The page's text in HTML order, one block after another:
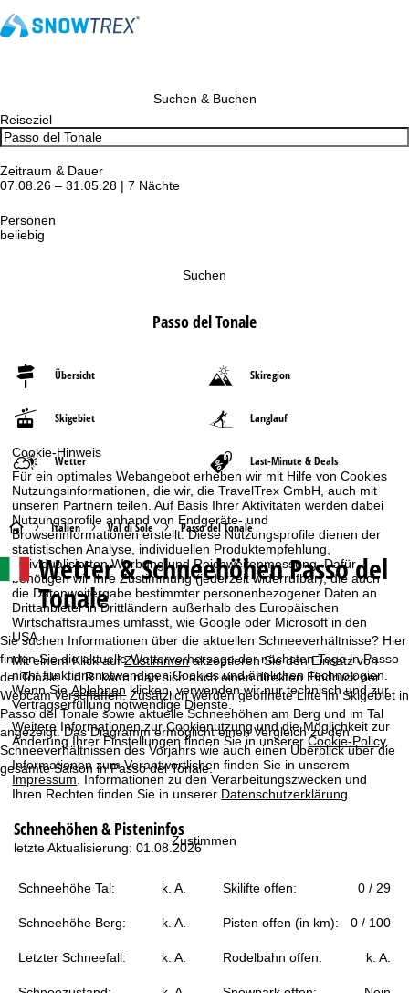
Cookie-Hinweis
Für ein optimales Webangebot erheben wir mit Hilfe von Cookies
Nutzungsinformationen, die wir, die TravelTrex GmbH, auch mit
unseren Partnern teilen. Auf Basis Ihrer Aktivitäten werden dabei
Nutzungsprofile anhand von Endgeräte- und
Browserinformationen erstellt. Diese Nutzungsprofile dienen der
statistischen Analyse, individuellen Produktempfehlung,
individualisierten Werbung und Reichweitenmessung. Dafür
benötigen wir Ihre Zustimmung (jederzeit widerrufbar), die auch
die Datenweitergabe bestimmter personenbezogener Daten an
Drittanbieter in Drittländern außerhalb des Europäischen
Wirtschaftsraumes umfasst, wie Google oder Microsoft in den
USA.
Mit einem Klick aufZustimmenakzeptieren Sie den Einsatz von
nicht funktionsnotwendigen Cookies und ähnlichen Technologien.
Wenn SieAblehnen klicken, verwenden wir nur technisch und zur
Vertragserfüllung notwendige Dienste.
Weitere Informationen zur Cookienutzung und die Möglichkeit zur
Änderung Ihrer Einstellungen finden Sie in unsererCookie-Policy.
Informationen zum Verantwortlichen finden Sie in unserem
Impressum. Informationen zu den Verarbeitungszwecken und
Ihren Rechten finden Sie in unserer Datenschutzerklärung.
Zustimmen
Suchen & Buchen
Reiseziel
Zeitraum & Dauer
07.08.26 – 31.05.28 | 7 Nächte
Personen
beliebig
Suchen
Passo del Tonale
Übersicht Skiregion
Skigebiet Langlauf
Wetter Last-Minute & Deals
S
t
a
r
t
s
e
i
t
Italien Val di Sole Passo del Tonale
Wetter & Schneehöhen Passo del
Tonale
Sie suchen Informationen über die aktuellen Schneeverhältnisse? Hier
finden Sie die aktuelle Wettervorhersage der nächsten Tage in Passo
del Tonale. I.d.R. kann man sich auch einen direkten Eindruck per
Webcam verschaffen. Zusätzlich werden geöffnete Lifte im Skigebiet in
Passo del Tonale sowie aktuelle Schneehöhen am Berg und im Tal
angezeigt. Das Diagramm ermöglicht einen Vergleich zu den
Schneeverhältnissen des Vorjahrs wie auch einen Überblick über die
gesamte Saison in Passo del Tonale.
Schneehöhen & Pisteninfos
letzte Aktualisierung: 01.08.2026
Schneehöhe Tal: k. A. Skilifte offen: 0 / 29
Schneehöhe Berg: k. A. Pisten offen (in km): 0 / 100
Letzter Schneefall: k. A. Rodelbahn offen: k. A.